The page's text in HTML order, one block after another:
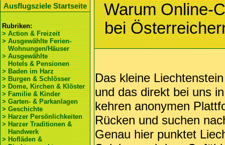
Ausflugsziele Startseite
Rubriken:
> Action & Freizeit
> Ausgewählte Ferien-
Wohnungen/Häuser
> Ausgewählte
Hotels & Pensionen
> Baden im Harz
> Burgen & Schlösser
> Dome, Kirchen & Klöster
> Familie & Kinder
> Garten- & Parkanlagen
> Geschichte
> Harzer Persönlichkeiten
> Harzer Traditionen &
Handwerk
> Hofläden &
Warum Online-
bei
Das kleine
und das direkt bei uns
kehren anonymen
Rücken und suchen
Genau hier punktet